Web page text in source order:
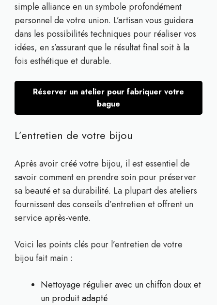
simple alliance en un symbole profondément
personnel de votre union. L’artisan vous guidera
dans les possibilités techniques pour réaliser vos
idées, en s’assurant que le résultat final soit à la
fois esthétique et durable.
Réserver un atelier pour fabriquer votre
bague
L’entretien de votre bijou
Après avoir créé votre bijou, il est essentiel de
savoir comment en prendre soin pour préserver
sa beauté et sa durabilité. La plupart des ateliers
fournissent des conseils d’entretien et offrent un
service après-vente.
Voici les points clés pour l’entretien de votre
bijou fait main :
Nettoyage régulier avec un chiffon doux et
un produit adapté